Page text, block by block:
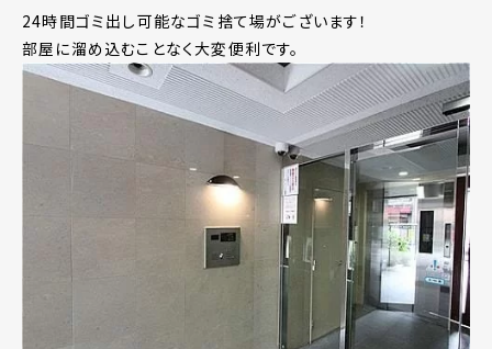
24時間ゴミ出し可能なゴミ捨て場がございます！
部屋に溜め込むことなく大変便利です。